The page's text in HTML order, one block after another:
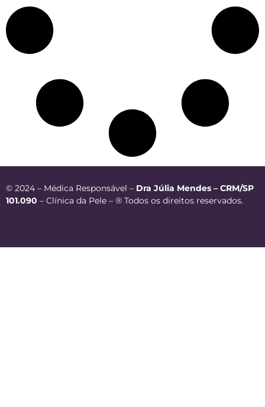
© 2024 – Médica Responsável – Dra Júlia Mendes – CRM/SP
101.090 – Clínica da Pele – ® Todos os direitos reservados.